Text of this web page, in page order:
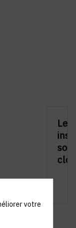
Les
sont
votre